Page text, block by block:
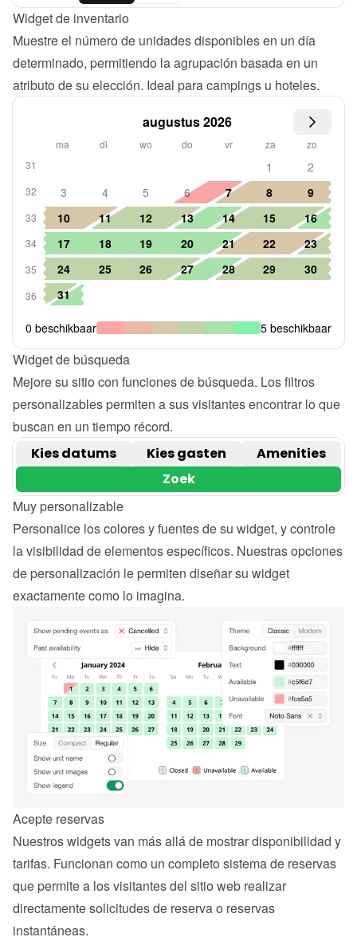
Widget de inventario
Muestre el número de unidades disponibles en un día
determinado, permitiendo la agrupación basada en un
atributo de su elección. Ideal para campings u hoteles.
Widget de búsqueda
Mejore su sitio con funciones de búsqueda. Los filtros
personalizables permiten a sus visitantes encontrar lo que
buscan en un tiempo récord.
Muy personalizable
Personalice los colores y fuentes de su widget, y controle
la visibilidad de elementos específicos. Nuestras opciones
de personalización le permiten diseñar su widget
exactamente como lo imagina.
Acepte reservas
Nuestros widgets van más allá de mostrar disponibilidad y
tarifas. Funcionan como un completo sistema de reservas
que permite a los visitantes del sitio web realizar
directamente solicitudes de reserva o reservas
instantáneas.